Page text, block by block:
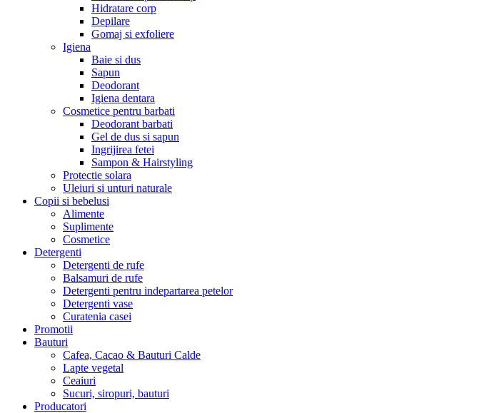
Hidratare corp
Depilare
Gomaj si exfoliere
Igiena
Baie si dus
Sapun
Deodorant
Igiena dentara
Cosmetice pentru barbati
Deodorant barbati
Gel de dus si sapun
Ingrijirea fetei
Sampon & Hairstyling
Protectie solara
Uleiuri si unturi naturale
Copii si bebelusi
Alimente
Suplimente
Cosmetice
Detergenti
Detergenti de rufe
Balsamuri de rufe
Detergenti pentru indepartarea petelor
Detergenti vase
Curatenia casei
Promotii
Bauturi
Cafea, Cacao & Bauturi Calde
Lapte vegetal
Ceaiuri
Sucuri, siropuri, bauturi
Producatori